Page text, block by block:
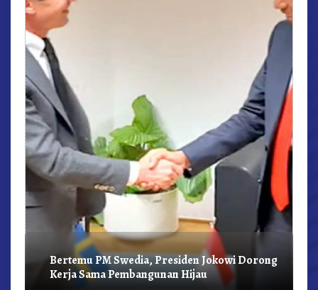
Bertemu PM Swedia, Presiden Jokowi Dorong
Kerja Sama Pembangunan Hijau